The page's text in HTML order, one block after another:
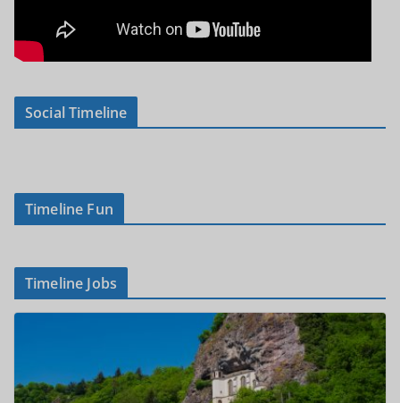
Social Timeline
Timeline Fun
Timeline Jobs